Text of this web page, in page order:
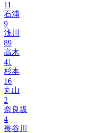
11
石浦
9
浅川
89
高木
41
杉本
16
丸山
2
奈良坂
4
長谷川